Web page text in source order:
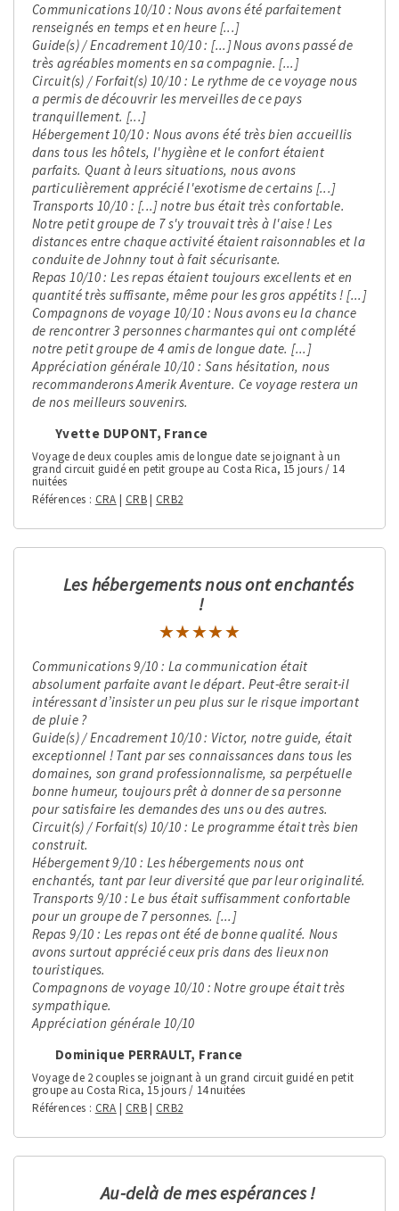
Communications 10/10 : Nous avons été parfaitement
renseignés en temps et en heure [...]
Guide(s) / Encadrement 10/10 : [...] Nous avons passé de
très agréables moments en sa compagnie. [...]
Circuit(s) / Forfait(s) 10/10 : Le rythme de ce voyage nous
a permis de découvrir les merveilles de ce pays
tranquillement. [...]
Hébergement 10/10 : Nous avons été très bien accueillis
dans tous les hôtels, l'hygiène et le confort étaient
parfaits. Quant à leurs situations, nous avons
particulièrement apprécié l'exotisme de certains [...]
Transports 10/10 : [...] notre bus était très confortable.
Notre petit groupe de 7 s'y trouvait très à l'aise ! Les
distances entre chaque activité étaient raisonnables et la
conduite de Johnny tout à fait sécurisante.
Repas 10/10 : Les repas étaient toujours excellents et en
quantité très suffisante, même pour les gros appétits ! [...]
Compagnons de voyage 10/10 : Nous avons eu la chance
de rencontrer 3 personnes charmantes qui ont complété
notre petit groupe de 4 amis de longue date. [...]
Appréciation générale 10/10 : Sans hésitation, nous
recommanderons Amerik Aventure. Ce voyage restera un
de nos meilleurs souvenirs.
Yvette DUPONT, France
Voyage de deux couples amis de longue date se joignant à un
grand circuit guidé en petit groupe au Costa Rica, 15 jours / 14
nuitées
Références
CRA | CRB| CRB2
Les hébergements nous ont enchantés
!
★★★★★
★★★★★
Communications 9/10 : La communication était
absolument parfaite avant le départ. Peut-être serait-il
intéressant d’insister un peu plus sur le risque important
de pluie ?
Guide(s) / Encadrement 10/10 : Victor, notre guide, était
exceptionnel ! Tant par ses connaissances dans tous les
domaines, son grand professionnalisme, sa perpétuelle
bonne humeur, toujours prêt à donner de sa personne
pour satisfaire les demandes des uns ou des autres.
Circuit(s) / Forfait(s) 10/10 : Le programme était très bien
construit.
Hébergement 9/10 : Les hébergements nous ont
enchantés, tant par leur diversité que par leur originalité.
Transports 9/10 : Le bus était suffisamment confortable
pour un groupe de 7 personnes. [...]
Repas 9/10 : Les repas ont été de bonne qualité. Nous
avons surtout apprécié ceux pris dans des lieux non
touristiques.
Compagnons de voyage 10/10 : Notre groupe était très
sympathique.
Appréciation générale 10/10
Dominique PERRAULT, France
Voyage de 2 couples se joignant à un grand circuit guidé en petit
groupe au Costa Rica, 15 jours / 14 nuitées
Références
CRA | CRB| CRB2
Au-delà de mes espérances !